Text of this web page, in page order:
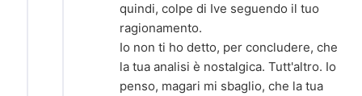
quindi, colpe di Ive seguendo il tuo
ragionamento.
Io non ti ho detto, per concludere, che
la tua analisi è nostalgica. Tutt'altro. Io
penso, magari mi sbaglio, che la tua